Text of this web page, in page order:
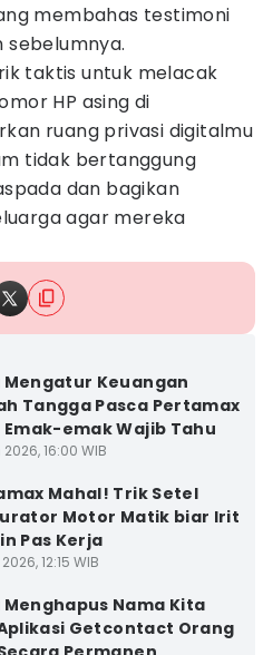
membahas testimoni
taktis untuk melacak
HP asing di
ruang privasi digitalmu
tidak bertanggung
dan bagikan
agar mereka
Mengatur Keuangan
Tangga Pasca Pertamax
Emak-emak Wajib Tahu
16:00 WIB
Mahal! Trik Setel
Motor Matik biar Irit
Pas Kerja
12:15 WIB
Menghapus Nama Kita
Getcontact Orang